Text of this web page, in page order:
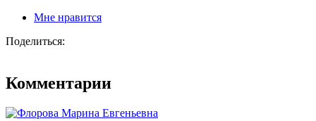
Мне нравится
Поделиться:
Комментарии